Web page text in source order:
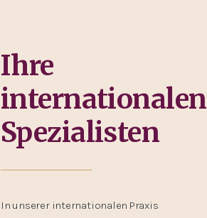
Ihre
internationalen
Spezialisten
In unserer internationalen Praxis